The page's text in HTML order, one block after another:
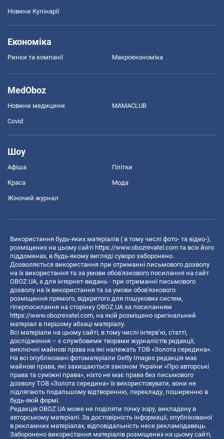
Новини Кулінарії
Економіка
Ринки та компанії Макроекономіка
MedOboz
Новини медицини MAMACLUB
Covid
Шоу
Афіша Плітки
Краса Мода
Жіночий журнал
Використання будь-яких матеріалів ( в тому числі фото- та відео-),
розміщених на цьому сайті https://www.obozrevatel.com та всіх його
піддоменах, в будь-якому вигляді суворо заборонено.
Дозволяється використання при отриманні письмового дозволу
на їх використання та за умови обов'язкового посилання на сайт
OBOZ.UA, а для інтернет-видань - при отриманні письмового
дозволу на їх використання та за умови обов'язкового
розміщення прямого, відкритого для пошукових систем,
гіперпосилання на сторінку OBOZ.UA за посиланням
https://www.obozrevatel.com, на якій розміщено оригінальний
матеріал в першому абзаці матеріалу.
Всі матеріали на цьому сайті, в тому числі інтерв’ю, статті,
дослідження – є службовими творами журналістів редакції,
виключні майнові права на які належать ТОВ «Золота середина».
На всі опубліковані фотоматеріали Getty Images редакція має
майнові права, які захищаються законом України «Про авторські
права та суміжні права», ніхто не має права без письмового
дозволу ТОВ «Золота середина» їх використовувати, вони не
підлягають подальшому відтворенню, перекладу, поширенню в
будь-якій формі.
Редакція OBOZ.UA може не поділяти точку зору, викладену в
авторському матеріалі. За достовірність інформації, опублікованої
в рекламних матеріалах, відповідальність несе рекламодавець.
Заборонено використання матеріалів розміщених на цьому сайті,